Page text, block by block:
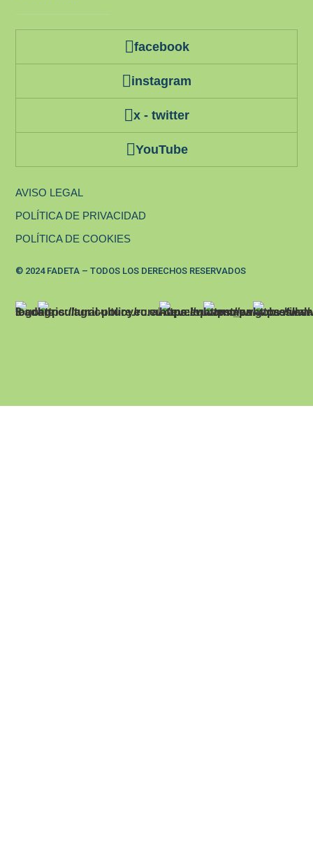
facebook
instagram
x - twitter
YouTube
© 2024 FADETA – TODOS LOS DERECHOS RESERVADOS
AVISO LEGAL
POLÍTICA DE PRIVACIDAD
POLÍTICA DE COOKIES